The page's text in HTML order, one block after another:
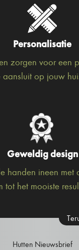
Personalisatie
zorgen voor een
aansluit op jouw
Geweldig design
handen ineen met
tot het mooiste
Hutten Nieuwsbrief